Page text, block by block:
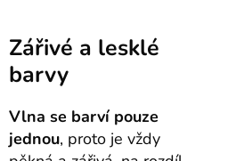
Zářivé a lesklé
barvy
Vlna se barví pouze
jednou, proto je vždy